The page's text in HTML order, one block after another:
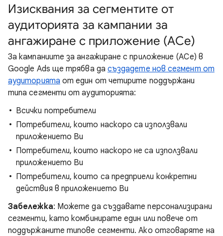
Изисквания за сегментите от
аудиторията за кампании за
ангажиране с приложение (ACe)
За кампаниите за ангажиране с приложение (ACe) в
Google Ads ще трябва да създадете нов сегмент от
аудиторията от един от четирите поддържани
типа сегменти от аудиторията:
Всички потребители
Потребители, които наскоро са използвали
приложението Ви
Потребители, които наскоро не са използвали
приложението Ви
Потребители, които са предприели конкретни
действия в приложението Ви
Забележка: Можете да създавате персонализирани
сегменти, като комбинирате един или повече от
поддържаните типове сегменти. Ако отговаряте на